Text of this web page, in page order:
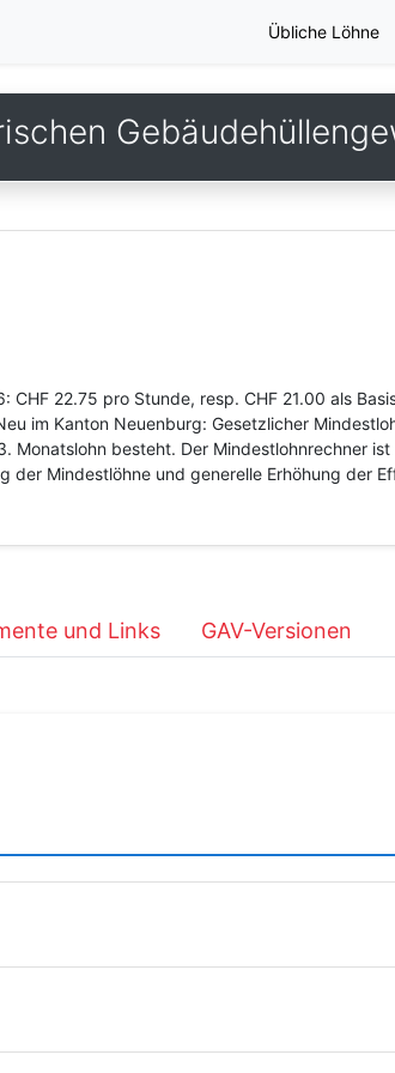
Übliche Löhne
22.75 pro Stunde, resp. CHF 21.00 als
im Kanton Neuenburg: Gesetzlicher
Monatslohn besteht. Der Mindestlohnrechner
Mindestlöhne und generelle Erhöhung der
und Links GAV-Versionen